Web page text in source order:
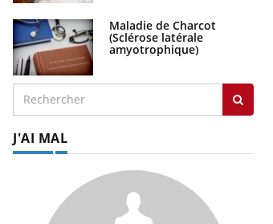
Maladie de Charcot
(Sclérose latérale
amyotrophique)
J'AI MAL